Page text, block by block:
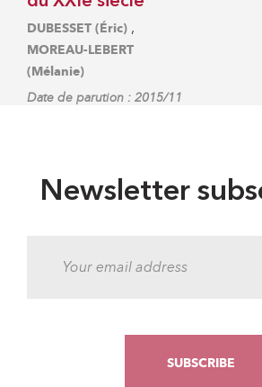
DUBESSET (Éric) ,
MOREAU-LEBERT
(Mélanie)
Date de parution : 2015/11
Newsletter